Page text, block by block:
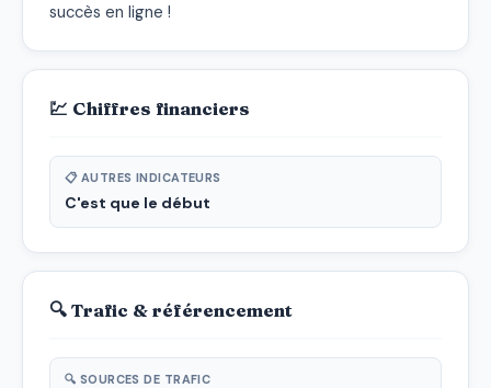
succès en ligne !
💹 Chiffres financiers
📋 AUTRES INDICATEURS
C'est que le début
🔍 Trafic & référencement
🔍 SOURCES DE TRAFIC